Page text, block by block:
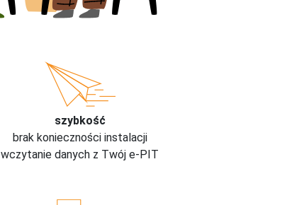
szybkość
brak konieczności instalacji
wczytanie danych z Twój e-PIT